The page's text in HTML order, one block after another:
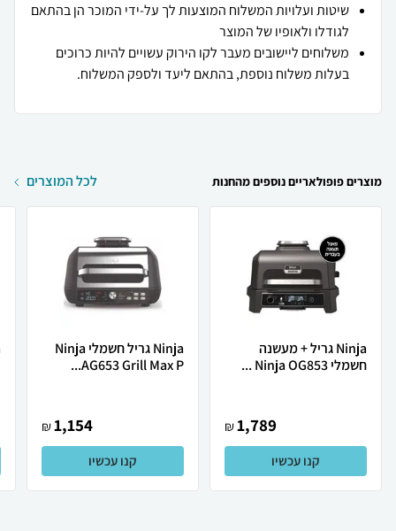
שיטות ועלויות המשלוח המוצעות לך על-ידי המוכר הן בהתאם
לגודלו ולאופיו של המוצר
משלוחים ליישובים מעבר לקו הירוק עשויים להיות כרוכים
בעלות משלוח נוספת, בהתאם ליעד ולספק המשלוח.
מוצרים פופולאריים נוספים מהחנות לכל המוצרים
Ninja גריל + מעשנה ‏
‏חשמלי Ninja OG853 ...
1,789
₪
קנו עכשיו
Ninja גריל חשמלי Ninja
AG653 Grill Max P...
1,154
₪
קנו עכשיו